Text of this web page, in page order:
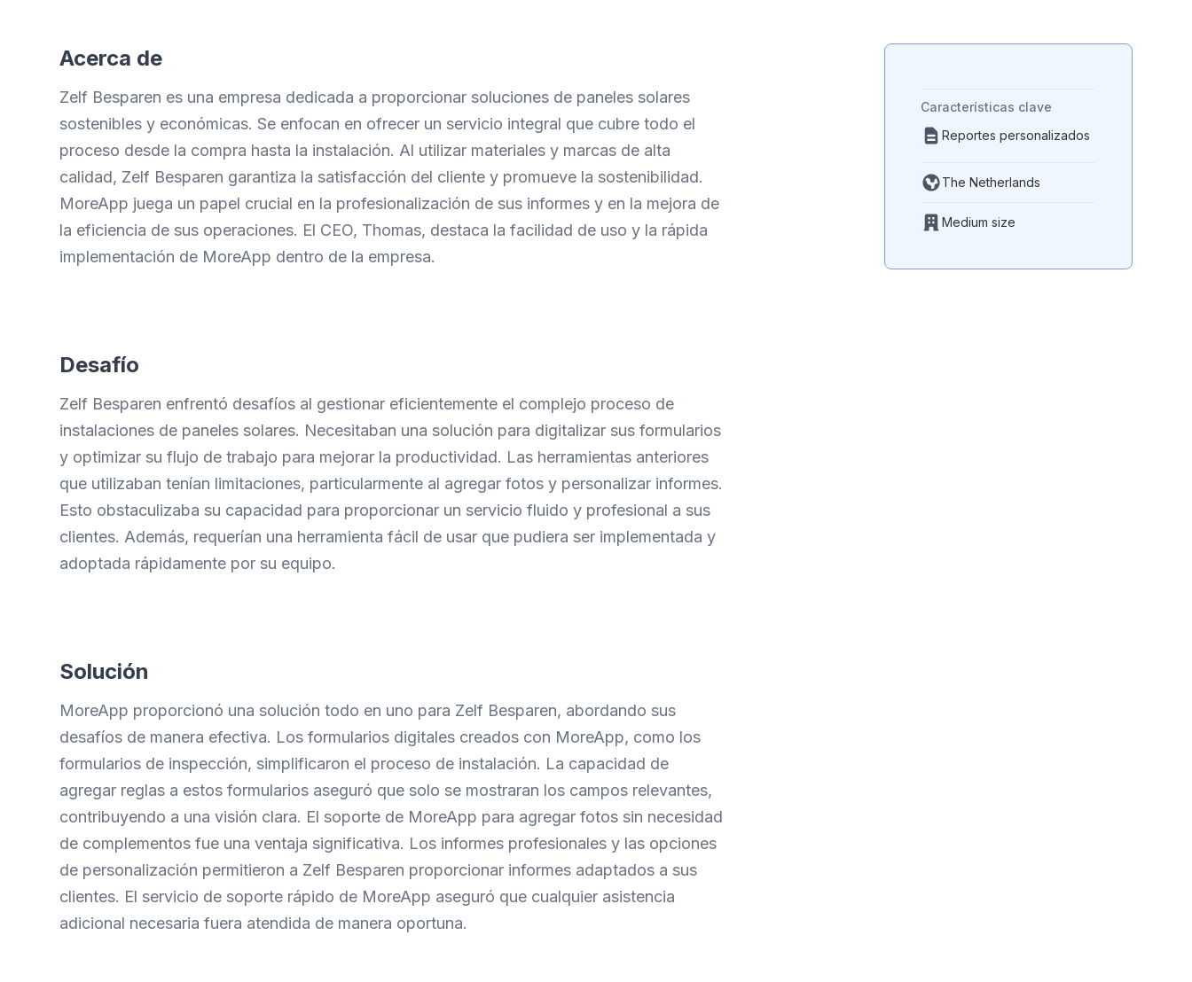
Acerca de
Zelf Besparen es una empresa dedicada a proporcionar soluciones de paneles solares
sostenibles y económicas. Se enfocan en ofrecer un servicio integral que cubre todo el
proceso desde la compra hasta la instalación. Al utilizar materiales y marcas de alta
calidad, Zelf Besparen garantiza la satisfacción del cliente y promueve la sostenibilidad.
MoreApp juega un papel crucial en la profesionalización de sus informes y en la mejora de
la eficiencia de sus operaciones. El CEO, Thomas, destaca la facilidad de uso y la rápida
implementación de MoreApp dentro de la empresa.
Desafío
Zelf Besparen enfrentó desafíos al gestionar eficientemente el complejo proceso de
instalaciones de paneles solares. Necesitaban una solución para digitalizar sus formularios
y optimizar su flujo de trabajo para mejorar la productividad. Las herramientas anteriores
que utilizaban tenían limitaciones, particularmente al agregar fotos y personalizar informes.
Esto obstaculizaba su capacidad para proporcionar un servicio fluido y profesional a sus
clientes. Además, requerían una herramienta fácil de usar que pudiera ser implementada y
adoptada rápidamente por su equipo.
Solución
MoreApp proporcionó una solución todo en uno para Zelf Besparen, abordando sus
desafíos de manera efectiva. Los formularios digitales creados con MoreApp, como los
formularios de inspección, simplificaron el proceso de instalación. La capacidad de
agregar reglas a estos formularios aseguró que solo se mostraran los campos relevantes,
contribuyendo a una visión clara. El soporte de MoreApp para agregar fotos sin necesidad
de complementos fue una ventaja significativa. Los informes profesionales y las opciones
de personalización permitieron a Zelf Besparen proporcionar informes adaptados a sus
clientes. El servicio de soporte rápido de MoreApp aseguró que cualquier asistencia
adicional necesaria fuera atendida de manera oportuna.
Características clave
Reportes personalizados
The Netherlands
Medium size